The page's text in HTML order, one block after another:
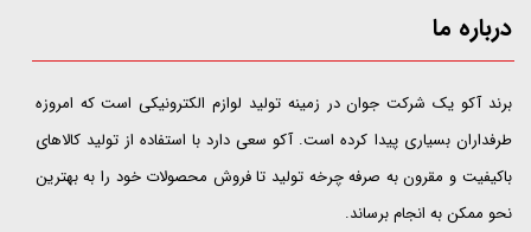
درباره ما
​​​​​​​برند آکو یک شرکت جوان در زمینه تولید لوازم الکترونیکی است که امروزه
طرفداران بسیاری پیدا کرده است. آکو سعی دارد با استفاده از تولید کالاهای
باکیفیت و مقرون به صرفه چرخه تولید تا فروش محصولات خود را به بهترین
نحو ممکن به انجام برساند.